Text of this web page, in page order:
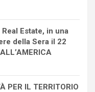
Estate, in una
della Sera il 22
PER IL TERRITORIO